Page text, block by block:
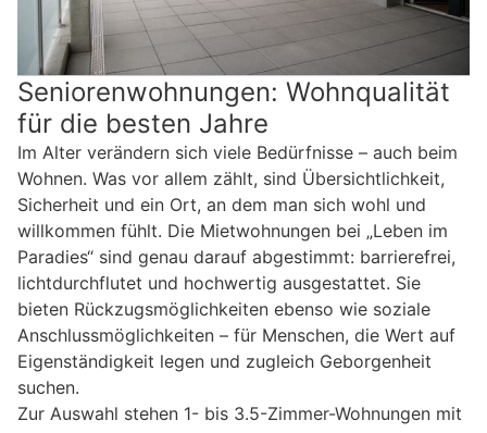
Seniorenwohnungen: Wohnqualität
für die besten Jahre
Im Alter verändern sich viele Bedürfnisse – auch beim
Wohnen. Was vor allem zählt, sind Übersichtlichkeit,
Sicherheit und ein Ort, an dem man sich wohl und
willkommen fühlt. Die Mietwohnungen bei „Leben im
Paradies“ sind genau darauf abgestimmt: barrierefrei,
lichtdurchflutet und hochwertig ausgestattet. Sie
bieten Rückzugsmöglichkeiten ebenso wie soziale
Anschlussmöglichkeiten – für Menschen, die Wert auf
Eigenständigkeit legen und zugleich Geborgenheit
suchen.
Zur Auswahl stehen 1- bis 3.5-Zimmer-Wohnungen mit